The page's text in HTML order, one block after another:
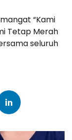
“Kami
Tetap Merah
seluruh